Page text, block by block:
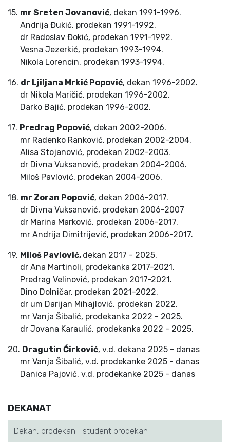
DEKANAT
Dekan, prodekani i student prodekan
15. mr Sreten Jovanović, dekan 1991-1996.
Andrija Đukić, prodekan 1991-1992.
dr Radoslav Đokić, prodekan 1991-1992.
Vesna Jezerkić, prodekan 1993-1994.
Nikola Lorencin, prodekan 1993-1994.
16. dr Ljiljana Mrkić Popović, dekan 1996-2002.
dr Nikola Maričić, prodekan 1996-2002.
Darko Bajić, prodekan 1996-2002.
17. Predrag Popović, dekan 2002-2006.
mr Radenko Ranković, prodekan 2002-2004.
Alisa Stojanović, prodekan 2002-2003.
dr Divna Vuksanović, prodekan 2004-2006.
Miloš Pavlović, prodekan 2004-2006.
18. mr Zoran Popović, dekan 2006-2017.
dr Divna Vuksanović, prodekan 2006-2007
dr Marina Marković, prodekan 2006-2017.
mr Andrija Dimitrijević, prodekan 2006-2017.
19. Miloš Pavlović, dekan 2017 - 2025.
dr Ana Martinoli, prodekanka 2017-2021.
Predrag Velinović, prodekan 2017-2021.
Dino Dolničar, prodekan 2021-2022.
dr um Darijan Mihajlović, prodekan 2022.
mr Vanja Šibalić, prodekanka 2022 - 2025.
dr Jovana Karaulić, prodekanka 2022 - 2025.
20. Dragutin Ćirković, v.d. dekana 2025 - danas
mr Vanja Šibalić, v.d. prodekanke 2025 - danas
Danica Pajović, v.d. prodekanke 2025 - danas